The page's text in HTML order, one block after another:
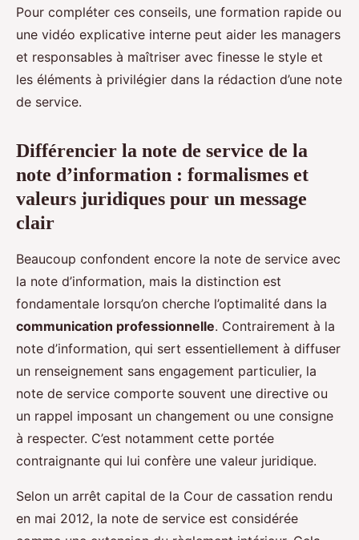
Pour compléter ces conseils, une formation rapide ou
une vidéo explicative interne peut aider les managers
et responsables à maîtriser avec finesse le style et
les éléments à privilégier dans la rédaction d’une note
de service.
Différencier la note de service de la
note d’information : formalismes et
valeurs juridiques pour un message
clair
Beaucoup confondent encore la note de service avec
la note d’information, mais la distinction est
fondamentale lorsqu’on cherche l’optimalité dans la
communication professionnelle. Contrairement à la
note d’information, qui sert essentiellement à diffuser
un renseignement sans engagement particulier, la
note de service comporte souvent une directive ou
un rappel imposant un changement ou une consigne
à respecter. C’est notamment cette portée
contraignante qui lui confère une valeur juridique.
Selon un arrêt capital de la Cour de cassation rendu
en mai 2012, la note de service est considérée